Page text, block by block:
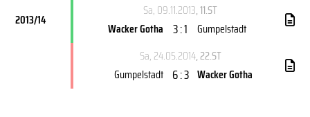
2013/14
Sa, 09.11.2013, 11.ST
Wacker Gotha 3 : 1 Gumpelstadt
Sa, 24.05.2014, 22.ST
Gumpelstadt 6 : 3 Wacker Gotha